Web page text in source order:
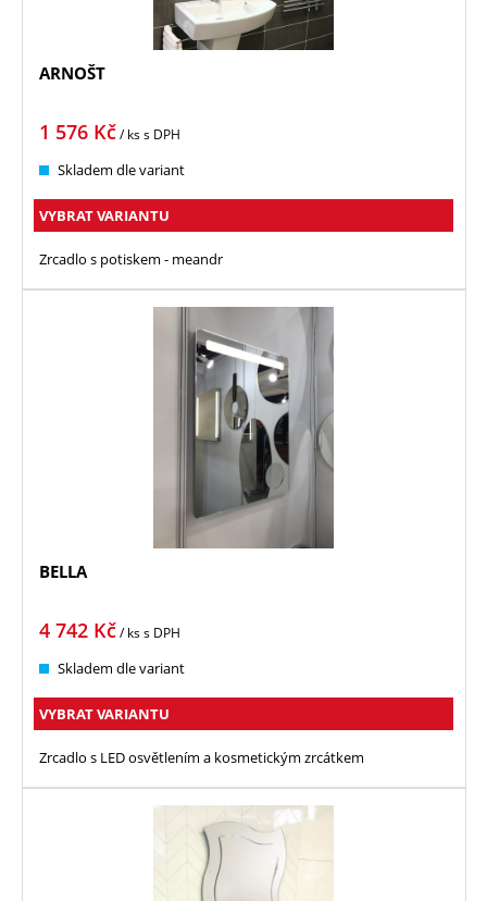
ARNOŠT
1 576 Kč/ kss DPH
Skladem dle variant
VYBRAT VARIANTU
Zrcadlo s potiskem - meandr
BELLA
4 742 Kč/ kss DPH
Skladem dle variant
VYBRAT VARIANTU
Zrcadlo s LED osvětlením a kosmetickým zrcátkem